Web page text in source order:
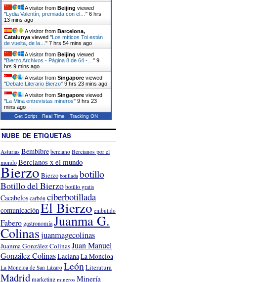
A visitor from Beijing viewed
"Lydia Valentín, premiada con el… " 6 hrs
13 mins ago
A visitor from Barcelona,
Catalunyaviewed "Los míticos Toi están
de vuelta, de la… " 7 hrs 54 mins ago
A visitor from Beijing viewed
"Bierzo Archivos - Página 8 de 64 -… " 9
hrs 9 mins ago
A visitor from Singaporeviewed
"Debate Literario Bierzo" 9 hrs 23 mins ago
A visitor from Singaporeviewed
"La Mina entrevistas mineros" 9 hrs 23
mins ago
Get Script Real Time Tracking ON
NUBE DE ETIQUETAS
Asturias Bembibre berciano Bercianos por el
mundoBercianos x el mundo
BierzoBierzo botillada botillo
Botillo del Bierzo botillo gratis
Cacabeloscarbón ciberbotillada
comunicaciónEl Bierzo embutido
Fabero gastronomíaJuanma G.
Colinasjuanmagecolinas
Juanma González ColinasJuan Manuel
González ColinasLacianaLa Moncloa
La Moncloa de San Lázaro LeónLiteratura
Madridmarketing mineros Minería